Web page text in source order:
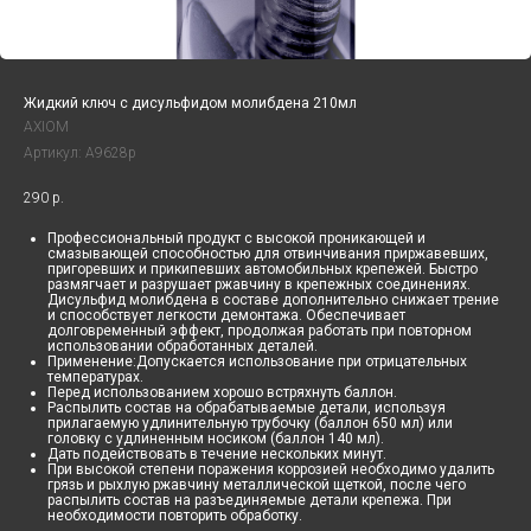
Жидкий ключ с дисульфидом молибдена 210мл
AXIOM
Артикул: A9628p
290 р.
Профессиональный продукт с высокой проникающей и
смазывающей способностью для отвинчивания приржавевших,
пригоревших и прикипевших автомобильных крепежей. Быстро
размягчает и разрушает ржавчину в крепежных соединениях.
Дисульфид молибдена в составе дополн­­­­ительно снижает трение
и способствует легкости демонтажа. Обеспечивает
долговременный эффект, продолжая работать при повторном
использовании обработанных деталей.
Применение:Допускается использование при отрицательных
температурах.
Перед использованием хорошо встряхнуть баллон.
Распылить состав на обрабатываемые детали, используя
прилагаемую удлинительную трубочку (баллон 650 мл) или
головку с удлиненным носиком (баллон 140 мл).
Дать подействовать в течение нескольких минут.
При высокой степени поражения коррозией необходимо удалить
грязь и рыхлую ржавчину металлической щеткой, после чего
распылить состав на разъединяемые детали крепежа. При
необходимости повторить обработку.